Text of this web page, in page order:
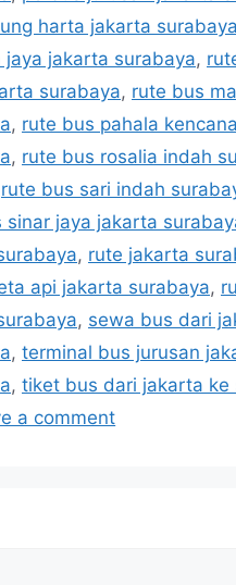
harta jakarta surabaya
jaya jakarta surabaya,
surabaya, rute bus
, rute bus pahala
, rute bus rosalia indah
rute bus sari indah
sinar jaya jakarta
, rute jakarta
api jakarta surabaya,
, sewa bus dari
, terminal bus jurusan
, tiket bus dari jakarta ke
a comment